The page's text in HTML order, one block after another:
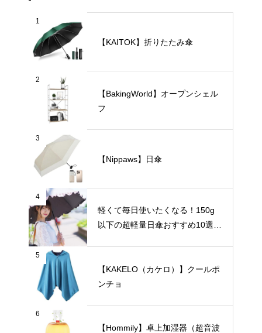
1
【KAITOK】折りたたみ傘
2
【BakingWorld】オープンシェル
フ
3
【Nippaws】日傘
4
軽くて毎日使いたくなる！150g
以下の超軽量日傘おすすめ10選
5
【KAKELO（カケロ）】クールポ
ンチョ
6
【Hommily】卓上加湿器（超音波